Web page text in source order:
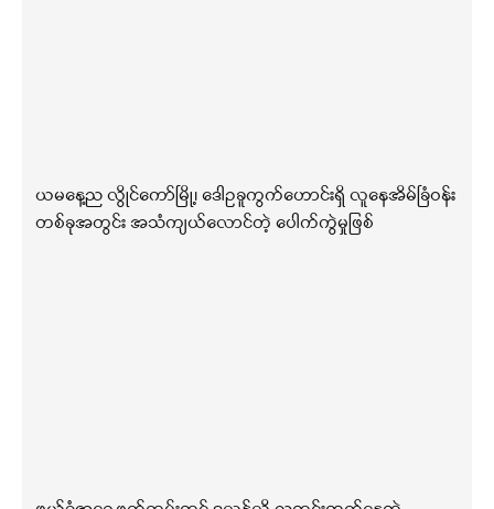
ယမနေ့ည လွိုင်ကော်မြို့၊ ဒေါဥခူကွက်ဟောင်းရှိ လူနေအိမ်ခြံဝန်း
တစ်ခုအတွင်း အသံကျယ်လောင်တဲ့ ပေါက်ကွဲမှုဖြစ်